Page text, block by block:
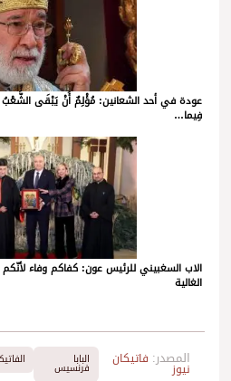
عودة في أحد الشعانين: مُؤْلِمٌ أَنْ يَبْقَى الشَّعْبُ
فِيما…
الاب السغبيني للرئيس عون: كفاكم وفاء
الغالية
المصدر: فاتيكان
نيوز
البابا
فرنسيس